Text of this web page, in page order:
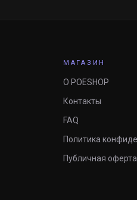
МАГАЗИН
О POESHOP
Контакты
FAQ
Политика
Публичная оферта